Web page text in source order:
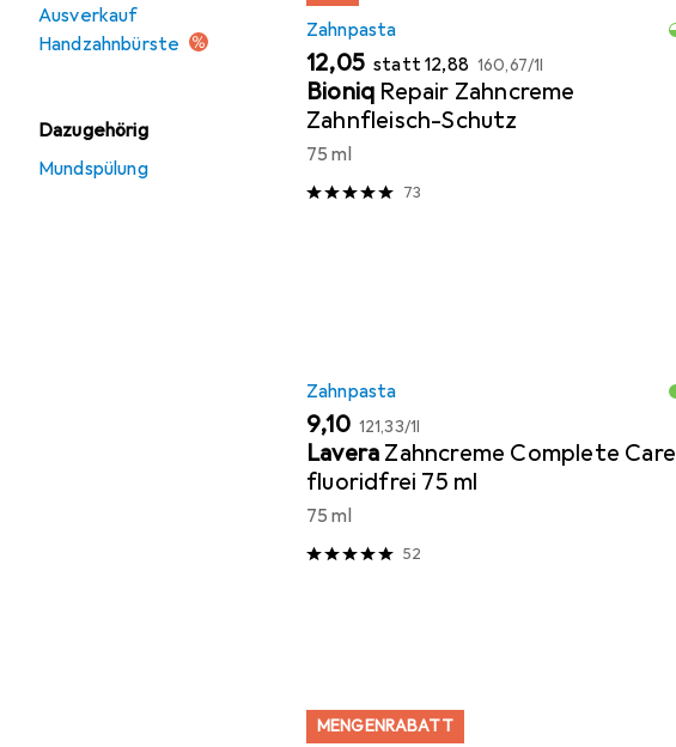
Ausverkauf
Handzahnbürste
Dazugehörig
Mundspülung
Zahnpasta
EUR
12,05 stattEUR
12,88 EUR
160,67/1l
Bioniq Repair Zahncreme
Zahnfleisch-Schutz
75 ml
73
Zahnpasta
EUR
9,10 EUR
121,33/1l
Lavera Zahncreme Complete Care
fluoridfrei 75 ml
75 ml
52
MENGENRABATT